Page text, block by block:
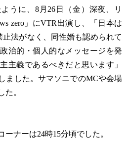
うに、8月26日（金）深夜、リ
zero」にVTR出演し、「日本は
法がなく、同性婚も認められて
治的・個人的なメッセージを発
主義であるべきだと思います」
ました。サマソニでのMCや会場
た。
ナーは24時15分頃でした。